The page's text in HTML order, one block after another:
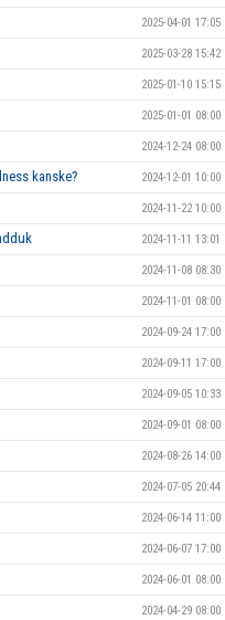
2025-04-01 17:05
2025-03-28 15:42
2025-01-10 15:15
2025-01-01 08:00
2024-12-24 08:00
kanske? 2024-12-01 10:00
2024-11-22 10:00
2024-11-11 13:01
2024-11-08 08:30
2024-11-01 08:00
2024-09-24 17:00
2024-09-11 17:00
2024-09-05 10:33
2024-09-01 08:00
2024-08-26 14:00
2024-07-05 20:44
2024-06-14 11:00
2024-06-07 17:00
2024-06-01 08:00
2024-04-29 08:00